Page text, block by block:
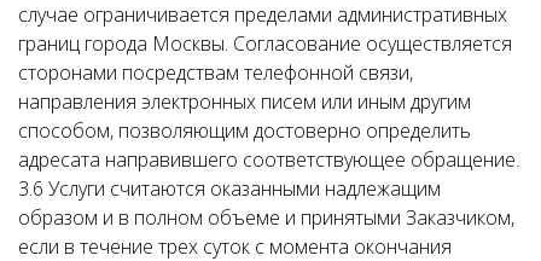
случае ограничивается пределами административных
границ города Москвы. Согласование осуществляется
сторонами посредствам телефонной связи,
направления электронных писем или иным другим
способом, позволяющим достоверно определить
адресата направившего соответствующее обращение.
3.6 Услуги считаются оказанными надлежащим
образом и в полном объеме и принятыми Заказчиком,
если в течение трех суток с момента окончания